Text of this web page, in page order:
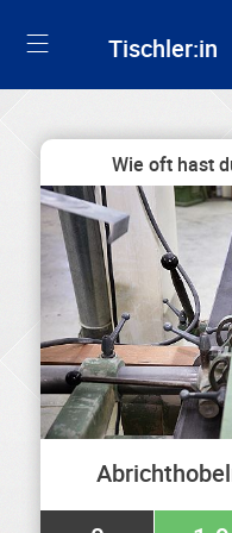
Tischler:in
Wie oft hast